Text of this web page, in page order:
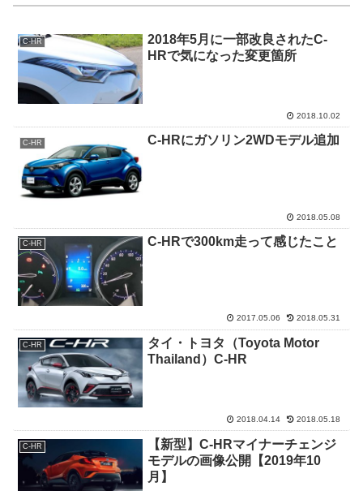
C-HR
2018年5月に一部改良されたC-
HRで気になった変更箇所
2018.10.02
C-HR C-HRにガソリン2WDモデル追加
2018.05.08
C-HR C-HRで300km走って感じたこと
2017.05.06 2018.05.31
C-HR
タイ・トヨタ（Toyota Motor
Thailand）C-HR
2018.04.14 2018.05.18
C-HR
【新型】C-HRマイナーチェンジ
モデルの画像公開【2019年10
月】